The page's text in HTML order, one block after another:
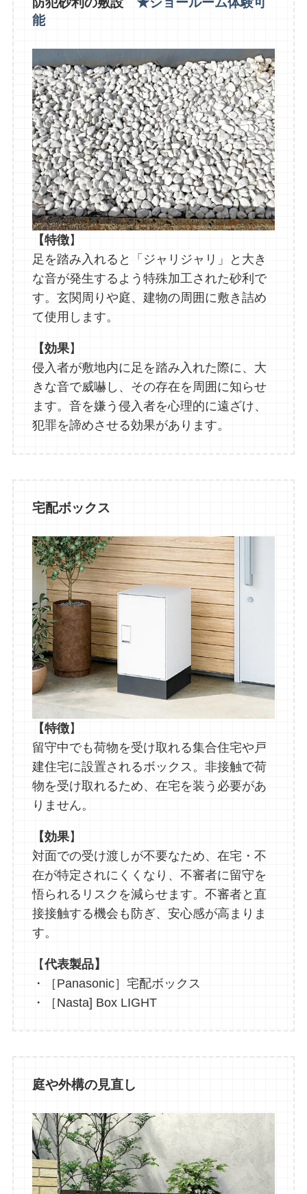
能
【特徴】
足を踏み入れると「ジャリジャリ」と大き
な音が発生するよう特殊加工された砂利で
す。玄関周りや庭、建物の周囲に敷き詰め
て使用します。
【効果】
侵入者が敷地内に足を踏み入れた際に、大
きな音で威嚇し、その存在を周囲に知らせ
ます。音を嫌う侵入者を心理的に遠ざけ、
犯罪を諦めさせる効果があります。
宅配ボックス
【特徴】
留守中でも荷物を受け取れる集合住宅や戸
建住宅に設置されるボックス。非接触で荷
物を受け取れるため、在宅を装う必要があ
りません。
【効果】
対面での受け渡しが不要なため、在宅・不
在が特定されにくくなり、不審者に留守を
悟られるリスクを減らせます。不審者と直
接接触する機会も防ぎ、安心感が高まりま
す。
【代表製品】
・［Panasonic］宅配ボックス
・［Nasta] Box LIGHT
庭や外構の見直し